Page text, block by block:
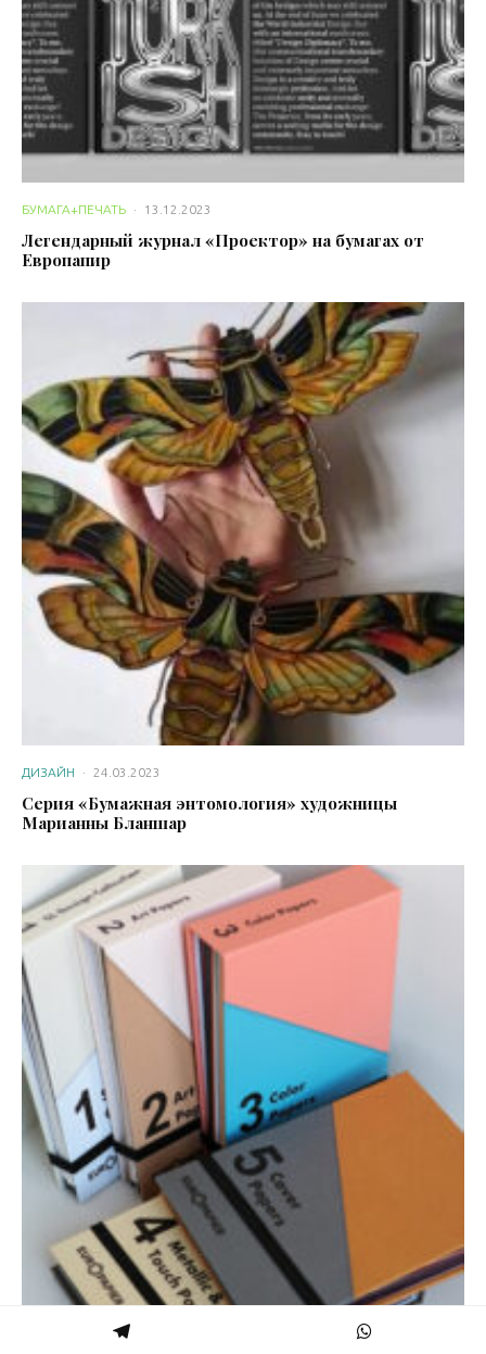
БУМАГА+ПЕЧАТЬ · 13.12.2023
Легендарный журнал «Проектор» на бумагах от
Европапир
ДИЗАЙН · 24.03.2023
Серия «Бумажная энтомология» художницы
Марианны Бланшар
БРЕНДИНГ+УПАКОВКА